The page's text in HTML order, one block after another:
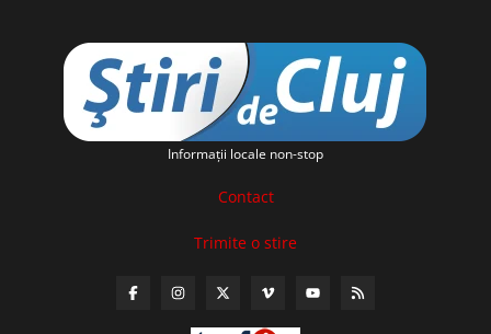
Informaţii locale non-stop
Contact
Trimite o stire